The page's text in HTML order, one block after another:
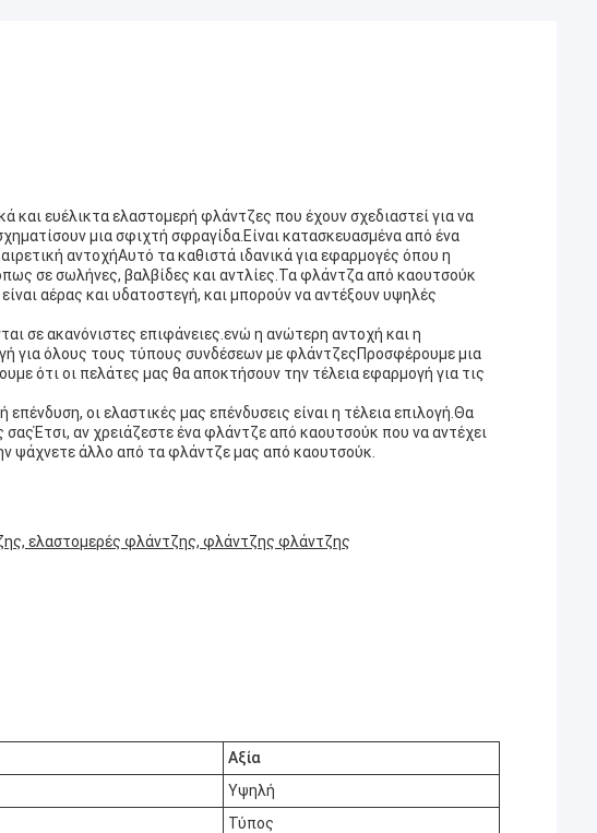
και ευέλικτα ελαστομερή φλάντζες που έχουν σχεδιαστεί για να
μια σφιχτή σφραγίδα.Είναι κατασκευασμένα από ένα
αντοχήΑυτό τα καθιστά ιδανικά για εφαρμογές όπου η
σε σωλήνες, βαλβίδες και αντλίες.Τα φλάντζα από καουτσούκ
αέρας και υδατοστεγή, και μπορούν να αντέξουν υψηλές
σε ακανόνιστες επιφάνειες.ενώ η ανώτερη αντοχή και η
για όλους τους τύπους συνδέσεων με φλάντζεςΠροσφέρουμε μια
ότι οι πελάτες μας θα αποκτήσουν την τέλεια εφαρμογή για τις
οι ελαστικές μας επένδυσεις είναι η τέλεια επιλογή.Θα
αν χρειάζεστε ένα φλάντζε από καουτσούκ που να αντέχει
ψάχνετε άλλο από τα φλάντζε μας από καουτσούκ.
ελαστομερές φλάντζης, φλάντζης φλάντζης
Αξία
Υψηλή
Τύπος